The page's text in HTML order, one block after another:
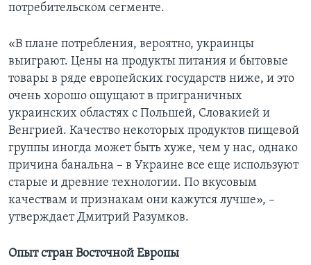
потребительском сегменте.
«В плане потребления, вероятно, украинцы
выиграют. Цены на продукты питания и бытовые
товары в ряде европейских государств ниже, и это
очень хорошо ощущают в приграничных
украинских областях с Польшей, Словакией и
Венгрией. Качество некоторых продуктов пищевой
группы иногда может быть хуже, чем у нас, однако
причина банальна – в Украине все еще используют
старые и древние технологии. По вкусовым
качествам и признакам они кажутся лучше», –
утверждает Дмитрий Разумков.
Опыт стран Восточной Европы